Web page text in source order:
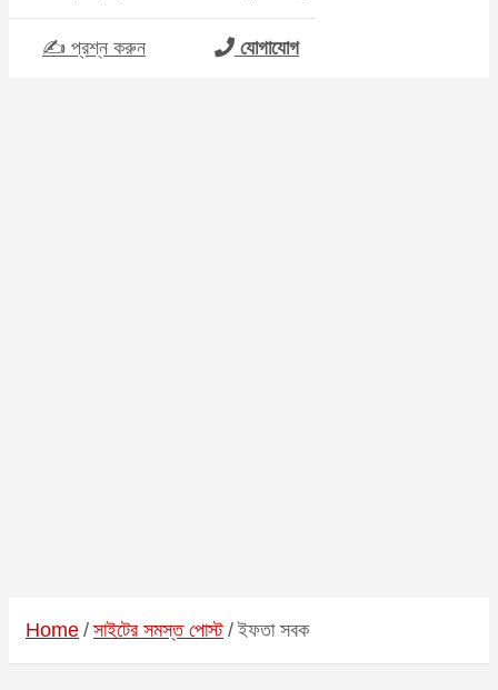
✍ প্রশ্ন করুন যোগাযোগ
Home সাইটের সমস্ত পোস্ট ইফতা সবক